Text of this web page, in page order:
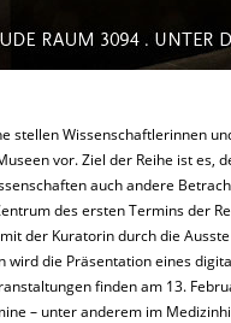
stellen Wissenschaftlerinnen
vor. Ziel der Reihe ist es,
auch andere
des ersten Termins der
der Kuratorin durch die
die Präsentation eines
finden am 13.
– unter anderem im